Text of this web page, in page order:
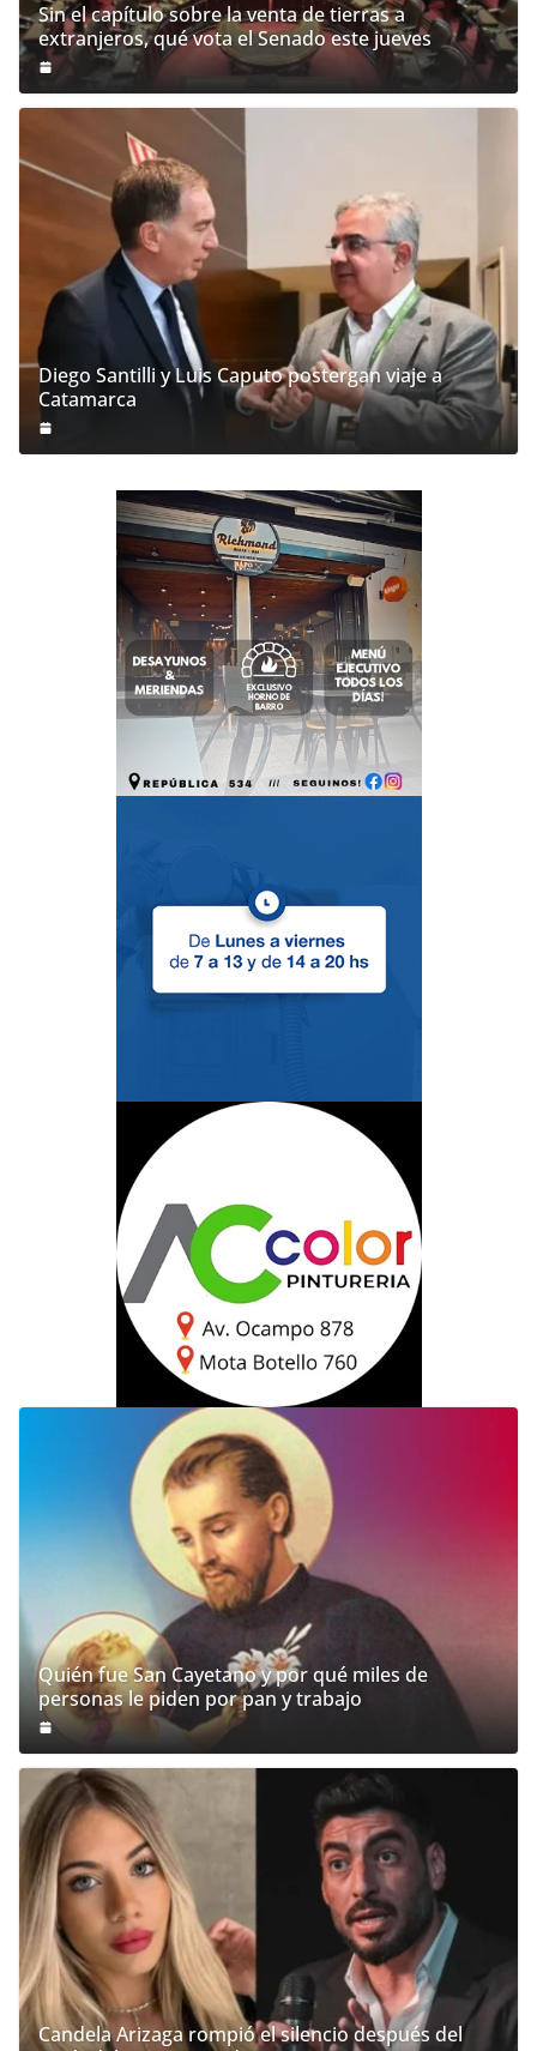
Sin el capítulo sobre la venta de tierras a
extranjeros, qué vota el Senado este jueves
Diego Santilli y Luis Caputo postergan viaje a
Catamarca
Quién fue San Cayetano y por qué miles de
personas le piden por pan y trabajo
Candela Arizaga rompió el silencio después del